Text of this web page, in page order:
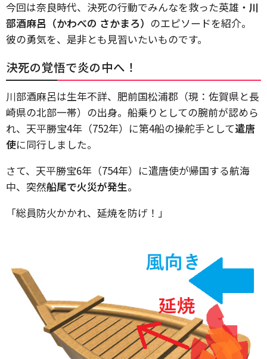
今回は奈良時代、決死の行動でみんなを救った英雄・ 川
部酒麻呂（かわべの さかまろ） のエピソードを紹介。
彼の勇気を、是非とも見習いたいものです。
決死の覚悟で炎の中へ！
川部酒麻呂は生年不詳、肥前国松浦郡（現：佐賀県と長
崎県の北部一帯）の出身。船乗りとしての腕前が認めら
れ、天平勝宝4年（752年）に第4船の操舵手として遣唐
使に同行しました。
さて、天平勝宝6年（754年）に遣唐使が帰国する航海
中、突然船尾で火災が発生。
「総員防火かかれ、延焼を防げ！」